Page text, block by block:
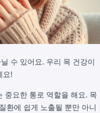
수 있어요. 우리 목 건강이
요!
중요한 통로 역할을 해요. 목
환에 쉽게 노출될 뿐만 아니